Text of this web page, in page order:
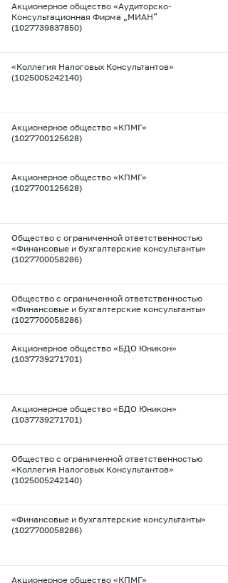
Акционерное общество «Аудиторско-
Консультационная Фирма „МИАН“
(1027739837850)
«Коллегия Налоговых Консультантов»
(1025005242140)
Акционерное общество «КПМГ»
(1027700125628)
Акционерное общество «КПМГ»
(1027700125628)
Общество с ограниченной ответственностью
«Финансовые и бухгалтерские консультанты»
(1027700058286)
Общество с ограниченной ответственностью
«Финансовые и бухгалтерские консультанты»
(1027700058286)
Акционерное общество «БДО Юникон»
(1037739271701)
Акционерное общество «БДО Юникон»
(1037739271701)
Общество с ограниченной ответственностью
«Коллегия Налоговых Консультантов»
(1025005242140)
«Финансовые и бухгалтерские консультанты»
(1027700058286)
Акционерное общество «КПМГ»